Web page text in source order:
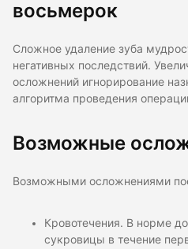
восьмерок
Сложное удаление зуба
негативных последствий.
осложнений игнорирование
алгоритма проведения
Возможные
Возможными осложнениями
Кровотечения. В норме
сукровицы в течение